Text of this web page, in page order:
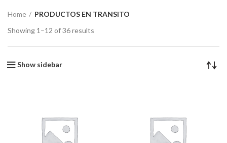
Home
PRODUCTOS EN TRANSITO
Showing 1–12 of 36 results
Show sidebar